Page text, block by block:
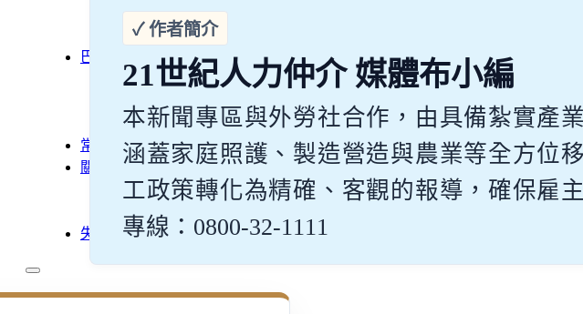
營造業移工
餐飲旅宿-實習生專區
巴氏量表
「3分鐘」巴氏量表評估
巴氏量表是什麼?
多元免評
常見問題
關於我們
案例分享
A級人力仲介廣告
失聯協尋
移工新聞
21世紀人力仲介 媒體布小編
本新聞專區與外勞社合作，由具備紮實產
涵蓋家庭照護、製造營造與農業等全方位
工政策轉化為精確、客觀的報導，確保雇
專線：0800-32-1111